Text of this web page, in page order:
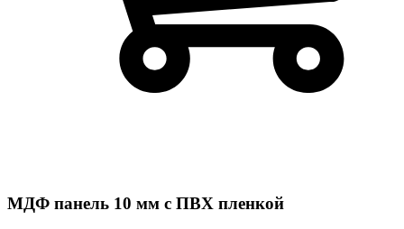
МДФ панель 10 мм с ПВХ пленкой